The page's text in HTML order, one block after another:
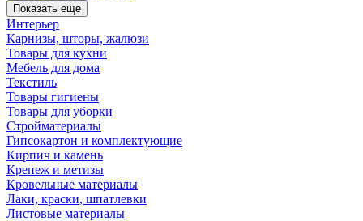
Показать еще
Интерьер
Карнизы, шторы, жалюзи
Товары для кухни
Мебель для дома
Текстиль
Товары гигиены
Товары для уборки
Стройматериалы
Гипсокартон и комплектующие
Кирпич и камень
Крепеж и метизы
Кровельные материалы
Лаки, краски, шпатлевки
Листовые материалы